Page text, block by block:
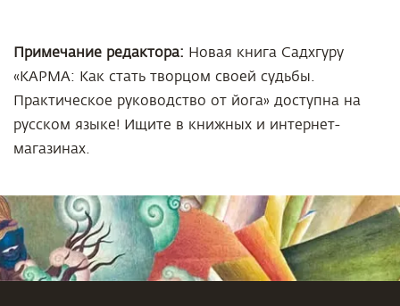
Примечание редактора: Новая книга Садхгуру
«КАРМА: Как стать творцом своей судьбы.
Практическое руководство от йога» доступна на
русском языке! Ищите в книжных и интернет-
магазинах.